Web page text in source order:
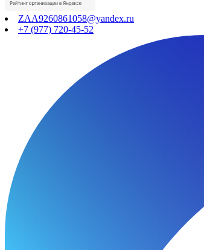
ZAA9260861058@yandex.ru
+7 (977) 720-45-52